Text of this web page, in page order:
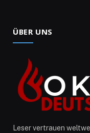
ÜBER UNS
Leser vertrauen